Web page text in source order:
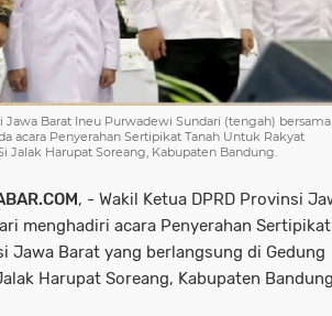
Jawa Barat Ineu Purwadewi Sundari (tengah) bersama
acara Penyerahan Sertipikat Tanah Untuk Rakyat
Jalak Harupat Soreang, Kabupaten Bandung.
, - Wakil Ketua DPRD Provinsi
menghadiri acara Penyerahan Sertipikat
Jawa Barat yang berlangsung di Gedung
Harupat Soreang, Kabupaten